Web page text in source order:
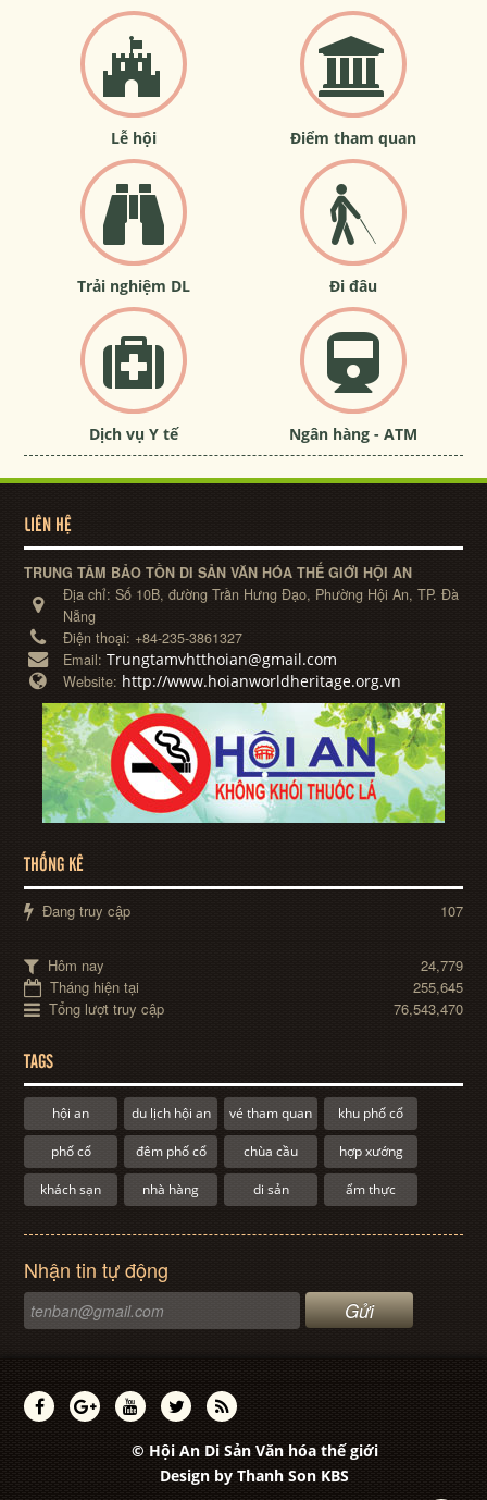
Lễ hội Điểm tham quan
Trải nghiệm DL Đi đâu
Dịch vụ Y tế Ngân hàng - ATM
LIÊN HỆ
TRUNG TÂM BẢO TỒN DI SẢN VĂN HÓA THẾ GIỚI HỘI AN
Địa chỉ:Số 10B, đường Trần Hưng Đạo, Phường Hội An, TP. Đà
Nẵng
Điện thoại: +84-235-3861327
Email:Trungtamvhtthoian@gmail.com
Website: http://www.hoianworldheritage.org.vn
THỐNG KÊ
Đang truy cập 107
Hôm nay
24,779
Tháng hiện tại
255,645
Tổng lượt truy cập
76,543,470
TAGS
hội an du lịch hội an vé tham quan khu phố cổ
phố cổ đêm phố cổ chùa cầu hợp xướng
khách sạn nhà hàng di sản ẩm thực
Nhận tin tự động
© Hội An Di Sản Văn hóa thế giới
Design by Thanh Son KBS